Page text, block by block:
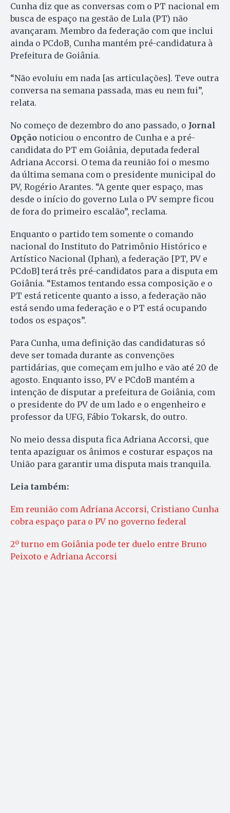
Cunha diz que as conversas com o PT nacional em
busca de espaço na gestão de Lula (PT) não
avançaram. Membro da federação com que inclui
ainda o PCdoB, Cunha mantém pré-candidatura à
Prefeitura de Goiânia.
“Não evoluiu em nada [as articulações]. Teve outra
conversa na semana passada, mas eu nem fui”,
relata.
No começo de dezembro do ano passado, o Jornal
Opção noticiou o encontro de Cunha e a pré-
candidata do PT em Goiânia, deputada federal
Adriana Accorsi. O tema da reunião foi o mesmo
da última semana com o presidente municipal do
PV, Rogério Arantes. “A gente quer espaço, mas
desde o início do governo Lula o PV sempre ficou
de fora do primeiro escalão”, reclama.
Enquanto o partido tem somente o comando
nacional do Instituto do Patrimônio Histórico e
Artístico Nacional (Iphan), a federação [PT, PV e
PCdoB] terá três pré-candidatos para a disputa em
Goiânia. “Estamos tentando essa composição e o
PT está reticente quanto a isso, a federação não
está sendo uma federação e o PT está ocupando
todos os espaços”.
Para Cunha, uma definição das candidaturas só
deve ser tomada durante as convenções
partidárias, que começam em julho e vão até 20 de
agosto. Enquanto isso, PV e PCdoB mantém a
intenção de disputar a prefeitura de Goiânia, com
o presidente do PV de um lado e o engenheiro e
professor da UFG, Fábio Tokarsk, do outro.
No meio dessa disputa fica Adriana Accorsi, que
tenta apaziguar os ânimos e costurar espaços na
União para garantir uma disputa mais tranquila.
Leia também:
Em reunião com Adriana Accorsi, Cristiano Cunha
cobra espaço para o PV no governo federal
2º turno em Goiânia pode ter duelo entre Bruno
Peixoto e Adriana Accorsi